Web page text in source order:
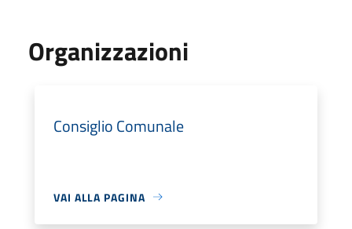
Organizzazioni
Consiglio Comunale
VAI ALLA PAGINA